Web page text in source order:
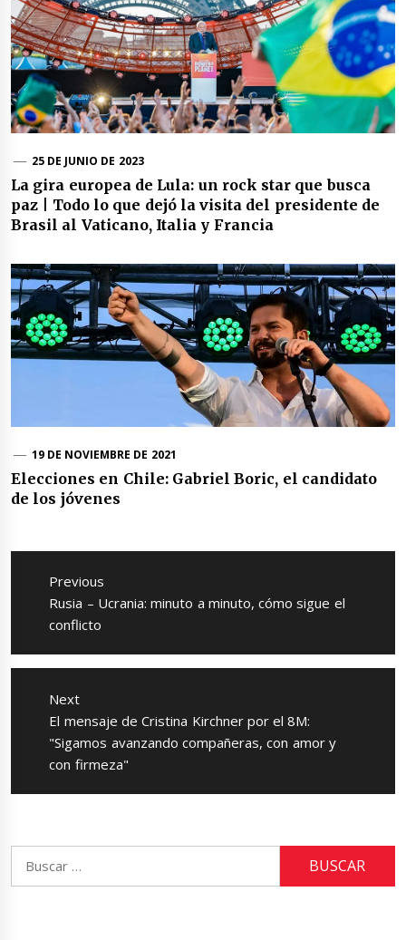
25 DE JUNIO DE 2023
La gira europea de Lula: un rock star que busca
paz | Todo lo que dejó la visita del presidente de
Brasil al Vaticano, Italia y Francia
19 DE NOVIEMBRE DE 2021
Elecciones en Chile: Gabriel Boric, el candidato
de los jóvenes
Navegación
entradas
Previous
Previous
post:
Rusia – Ucrania: minuto a minuto, cómo sigue el
conflicto
Next
Next
post:
El mensaje de Cristina Kirchner por el 8M:
"Sigamos avanzando compañeras, con amor y
con firmeza"